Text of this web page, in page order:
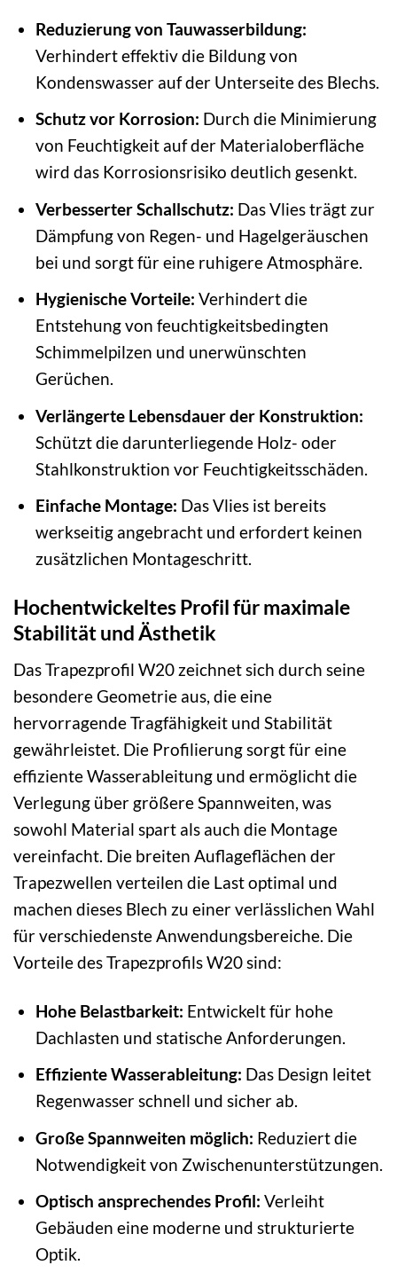
Reduzierung von Tauwasserbildung:
Verhindert effektiv die Bildung von
Kondenswasser auf der Unterseite des Blechs.
Schutz vor Korrosion: Durch die Minimierung
von Feuchtigkeit auf der Materialoberfläche
wird das Korrosionsrisiko deutlich gesenkt.
Verbesserter Schallschutz: Das Vlies trägt zur
Dämpfung von Regen- und Hagelgeräuschen
bei und sorgt für eine ruhigere Atmosphäre.
Hygienische Vorteile: Verhindert die
Entstehung von feuchtigkeitsbedingten
Schimmelpilzen und unerwünschten
Gerüchen.
Verlängerte Lebensdauer der Konstruktion:
Schützt die darunterliegende Holz- oder
Stahlkonstruktion vor Feuchtigkeitsschäden.
Einfache Montage: Das Vlies ist bereits
werkseitig angebracht und erfordert keinen
zusätzlichen Montageschritt.
Hochentwickeltes Profil für maximale
Stabilität und Ästhetik
Das Trapezprofil W20 zeichnet sich durch seine
besondere Geometrie aus, die eine
hervorragende Tragfähigkeit und Stabilität
gewährleistet. Die Profilierung sorgt für eine
effiziente Wasserableitung und ermöglicht die
Verlegung über größere Spannweiten, was
sowohl Material spart als auch die Montage
vereinfacht. Die breiten Auflageflächen der
Trapezwellen verteilen die Last optimal und
machen dieses Blech zu einer verlässlichen Wahl
für verschiedenste Anwendungsbereiche. Die
Vorteile des Trapezprofils W20 sind:
Hohe Belastbarkeit: Entwickelt für hohe
Dachlasten und statische Anforderungen.
Effiziente Wasserableitung: Das Design leitet
Regenwasser schnell und sicher ab.
Große Spannweiten möglich: Reduziert die
Notwendigkeit von Zwischenunterstützungen.
Optisch ansprechendes Profil: Verleiht
Gebäuden eine moderne und strukturierte
Optik.